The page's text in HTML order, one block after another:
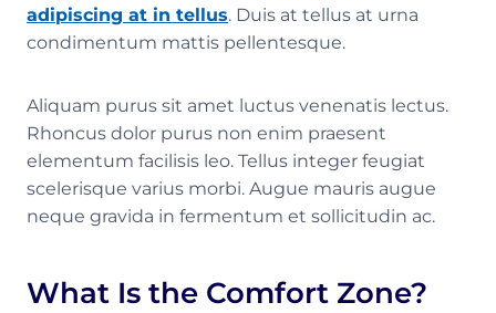
adipiscing at in tellus. Duis at tellus at urna
condimentum mattis pellentesque.
Aliquam purus sit amet luctus venenatis lectus.
Rhoncus dolor purus non enim praesent
elementum facilisis leo. Tellus integer feugiat
scelerisque varius morbi. Augue mauris augue
neque gravida in fermentum et sollicitudin ac.
What Is the Comfort Zone?